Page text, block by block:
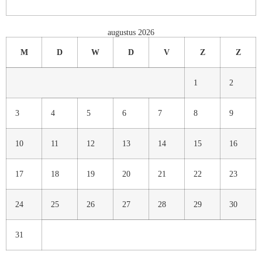
augustus 2026
M D W D V Z Z
1 2
3 4 5 6 7 8 9
10 11 12 13 14 15 16
17 18 19 20 21 22 23
24 25 26 27 28 29 30
31